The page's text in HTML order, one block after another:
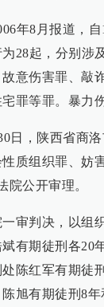
年8月报道，
28起，分别涉
意伤害罪、敲
罪等罪。暴力
日，陕西省商
质组织罪、妨
院公开审理。
审判决，以组
有期徒刑各20
陈红军有期徒
旭有期徒刑8